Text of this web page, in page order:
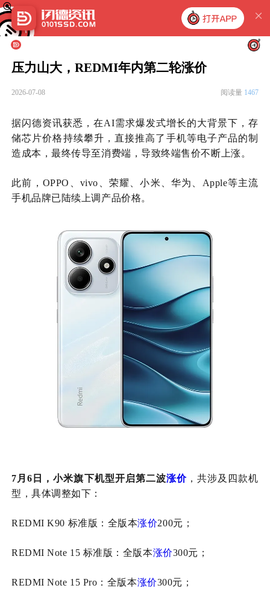
压力山大，REDMI年内第二轮涨价
2026-07-08 阅读量 1467
据闪德资讯获悉，在AI需求爆发式增长的大背景下，存
储芯片价格持续攀升，直接推高了手机等电子产品的制
造成本，最终传导至消费端，导致终端售价不断上涨。
此前，OPPO、vivo、荣耀、小米、华为、Apple等主流
手机品牌已陆续上调产品价格。
7月6日，小米旗下机型开启第二波涨价 ，共涉及四款机
型，具体调整如下：
REDMI K90 标准版：全版本涨价200元；
REDMI Note 15 标准版：全版本涨价300元；
REDMI Note 15 Pro：全版本涨价300元；